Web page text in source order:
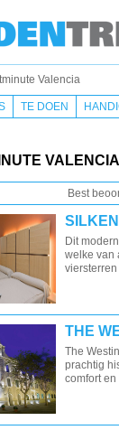
Valencia
TE DOEN
VALENCIA
Best
Dit
welke van
THE
The
prachtig
comfort